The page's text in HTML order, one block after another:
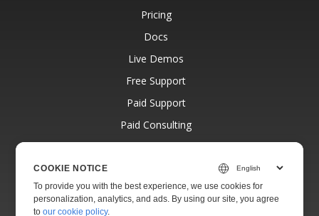
Pricing
Docs
Live Demos
Free Support
Paid Support
Paid Consulting
Blog
About
COOKIE NOTICE
To provide you with the best experience, we use cookies for
personalization, analytics, and ads. By using our site, you agree
toour cookie policy.